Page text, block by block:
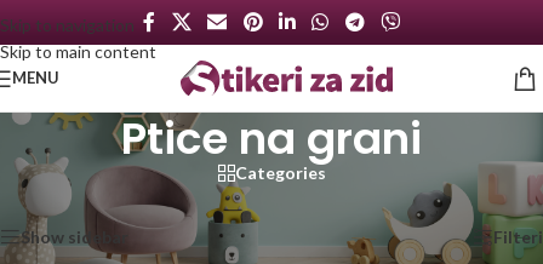
Skip to navigation
Skip to main content
MENU
Ptice na grani
Categories
Početna
Proizvod označen „Ptice na grani“ Prikazan jedan rezultat
Show sidebar Filteri